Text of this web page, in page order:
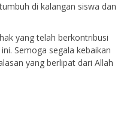
di kalangan siswa dan
yang telah berkontribusi
Semoga segala kebaikan
yang berlipat dari Allah